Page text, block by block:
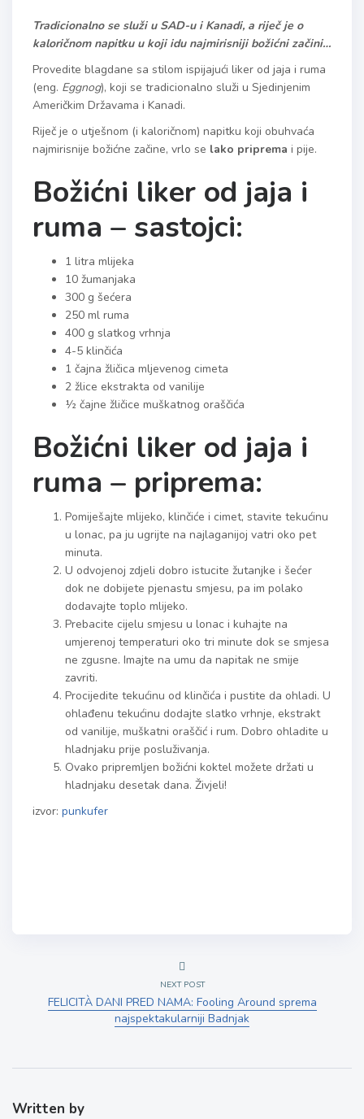
Tradicionalno se služi u SAD-u i Kanadi, a riječ je o
kaloričnom napitku u koji idu najmirisniji božićni začini…
Provedite blagdane sa stilom ispijajući liker od jaja i ruma
(eng. Eggnog), koji se tradicionalno služi u Sjedinjenim
Američkim Državama i Kanadi.
Riječ je o utješnom (i kaloričnom) napitku koji obuhvaća
najmirisnije božićne začine, vrlo se lako priprema i pije.
Božićni liker od jaja i
ruma – sastojci:
1 litra mlijeka
10 žumanjaka
300 g šećera
250 ml ruma
400 g slatkog vrhnja
4-5 klinčića
1 čajna žličica mljevenog cimeta
2 žlice ekstrakta od vanilije
½ čajne žličice muškatnog oraščića
Božićni liker od jaja i
ruma – priprema:
Pomiješajte mlijeko, klinčiće i cimet, stavite tekućinu
u lonac, pa ju ugrijte na najlaganijoj vatri oko pet
minuta.
U odvojenoj zdjeli dobro istucite žutanjke i šećer
dok ne dobijete pjenastu smjesu, pa im polako
dodavajte toplo mlijeko.
Prebacite cijelu smjesu u lonac i kuhajte na
umjerenoj temperaturi oko tri minute dok se smjesa
ne zgusne. Imajte na umu da napitak ne smije
zavriti.
Procijedite tekućinu od klinčića i pustite da ohladi. U
ohlađenu tekućinu dodajte slatko vrhnje, ekstrakt
od vanilije, muškatni oraščić i rum. Dobro ohladite u
hladnjaku prije posluživanja.
Ovako pripremljen božićni koktel možete držati u
hladnjaku desetak dana. Živjeli!
izvor: punkufer
NEXT POST
FELICITÀ DANI PRED NAMA: Fooling Around sprema
najspektakularniji Badnjak
Written by